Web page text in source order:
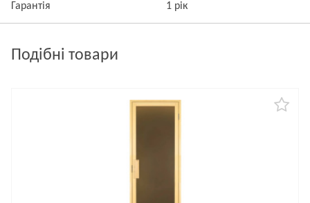
Гарантія 1 рік
Подібні товари